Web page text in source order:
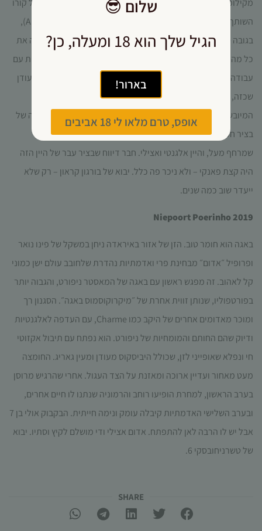
השותף בכפר מנטרידה, מקום הולדתם בעמק אלברצ׳ה (Alberche),
בגובה 600 מטרים עם אקלים ים-תיכוני וקרקע גרניט חולית. יש פה את
כל מה שאפשר לבקש מהסגנון, בביטוי צעיר ונגיש. העשייה בורגונית עם
עבודה על השזרות, הצבע ארגמן שקוף יפהפה, האופי מחוספס-מעודן
שכזה, טאנין צעיר, וירקרקות קצת תלושה של מלון בתוך הפרחים
המיובשים והדובדבנים (קורטוב גם מפיימונטה). המלון אולי תולדה של
בציר חמים, אבל גם אם יש בו משהו מתחנף, יש דוק של מינרליות
שמרחף מעל, והיין אלגנטי ואצילי. חבר דיווח שבציר עבר של היין הזה
היה קצת פאנקי – ולא ניכר פה כלל. יבוא של בורגון קראון – רק שלא
ייעדר שוב כמה שנים.
Niepoort Poerinho 2019
באגה הוא חומר טוב. הזן של אזור באיראדה ניחן במשקל של פינו נואר
ופרופיל ״אדום״ מבחינת פרי ואדמתיות נהדרת שלחובב עולם ישן כמוני
קל לאהוב. זה מפגש ראשון עם באגה של המאסטר ניפורט, והגבוה יותר
בפורטפוליו, שנותן זווית אחרת של ״מיקרוקוסמוס באגה״. הסגנון רך
ומוכר מאדומים אחרים של היקב כמו Charme, עם העדפה לאלגנטיות
ודיוק שהם החותם והמומחיות של ניפורט. הוא נפתח עם תיבול אקזוטי
חי ונפלא שאופייני לזן, שכולל היביסקוס מעודן ומעין גאריג. החומצה
מעט מאחור ועדיין ארוכה ומאזנת על הצד העגול. אחרי שהרגיש מרוסן
בערב הראשון, למחרת הופיעו רוחב והרמוניה שנתנו לו חיים אחרים,
ובערב השלישי האדמתיות קיבלה עומק ונימה חייתית. הבקבוק אולי בן 7
אבל יש לו הרבה לאן להתפתח. אדום אצילי ודי מושלם לקיץ וסתיו. יבוא
של טשרניחובסקי 6.
SHARE​
שלום 😎
הגיל שלך הוא 18 ומעלה, כן?
בארור!
אופס, טרם מלאו לי 18 אביבים